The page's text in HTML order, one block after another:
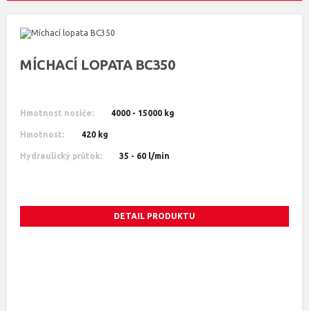
MÍCHACÍ LOPATA BC350
Hmotnost nosiče: 4000 - 15000 kg
Hmotnost: 420 kg
Hydraulický průtok: 35 - 60 l/min
DETAIL PRODUKTU